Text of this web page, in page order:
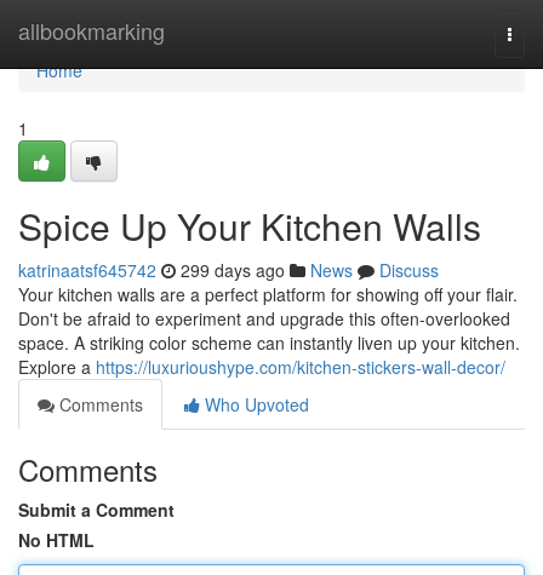
allbookmarking
Home
Home
1
Spice Up Your Kitchen Walls
katrinaatsf645742 299 days ago News
Discuss
Your kitchen walls are a perfect platform for showing off your flair.
Don't be afraid to experiment and upgrade this often-overlooked
space. A striking color scheme can instantly liven up your kitchen.
Explore a https://luxurioushype.com/kitchen-stickers-wall-decor/
Comments
Who Upvoted
Comments
Submit a Comment
No HTML